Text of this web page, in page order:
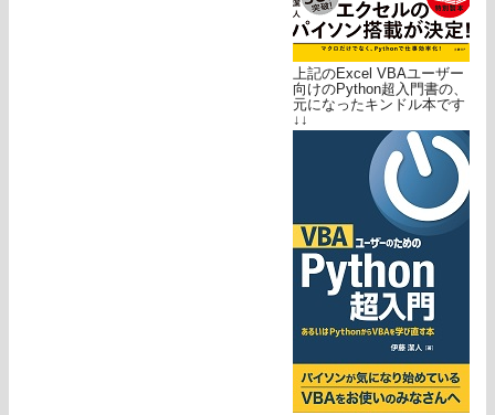
上記のExcel VBAユーザー
向けのPython超入門書の、
元になったキンドル本です
↓↓